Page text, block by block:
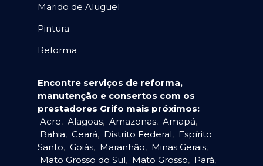
Marido de Aluguel
Pintura
Reforma
Encontre serviços de reforma,
manutenção e consertos com os
prestadores Grifo mais próximos:
Acre, Alagoas, Amazonas, Amapá,
Bahia, Ceará, Distrito Federal, Espírito
Santo, Goiás, Maranhão, Minas Gerais,
Mato Grosso do Sul, Mato Grosso, Pará,